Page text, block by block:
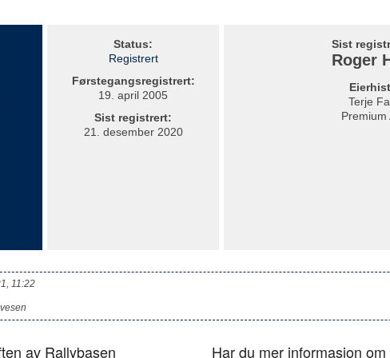
Status:
Registrert
Førstegangsregistrert:
19. april 2005
Sist registrert:
21. desember 2020
Sist
Roger
Terje
Premium
11:22
av Rallybasen Har du mer informasjon